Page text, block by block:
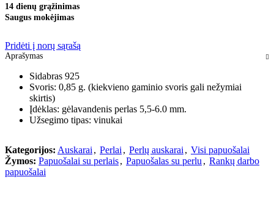
14 dienų grąžinimas
Saugus mokėjimas
Pridėti į norų sąrašą
Aprašymas
Sidabras 925
Svoris: 0,85 g. (kiekvieno gaminio svoris gali nežymiai
skirtis)
Įdėklas: gėlavandenis perlas 5,5-6.0 mm.
Užsegimo tipas: vinukai
Kategorijos: Auskarai , Perlai , Perlų auskarai , Visi papuošalai
Žymos: Papuošalai su perlais, Papuošalas su perlu , Rankų darbo
papuošalai